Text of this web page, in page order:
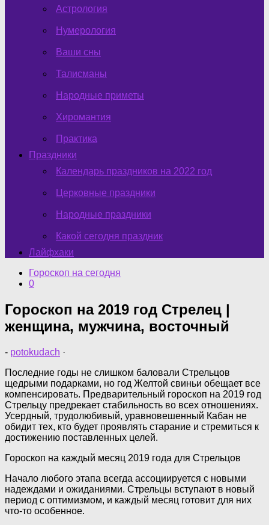
Астрология
Нумерология
Ваши сны
Талисманы
Народные приметы
Хиромантия
Практика
Праздники
Календарь праздников на 2022 год
Церковные праздники
Народные праздники
Какой сегодня праздник
Лайфхаки
Гороскоп на сегодня
0
Гороскоп на 2019 год Стрелец |
женщина, мужчина, восточный
- potokudach ·
Последние годы не слишком баловали Стрельцов
щедрыми подарками, но год Желтой свиньи обещает все
компенсировать. Предварительный гороскоп на 2019 год
Стрельцу предрекает стабильность во всех отношениях.
Усердный, трудолюбивый, уравновешенный Кабан не
обидит тех, кто будет проявлять старание и стремиться к
достижению поставленных целей.
Гороскоп на каждый месяц 2019 года для Стрельцов
Начало любого этапа всегда ассоциируется с новыми
надеждами и ожиданиями. Стрельцы вступают в новый
период с оптимизмом, и каждый месяц готовит для них
что-то особенное.